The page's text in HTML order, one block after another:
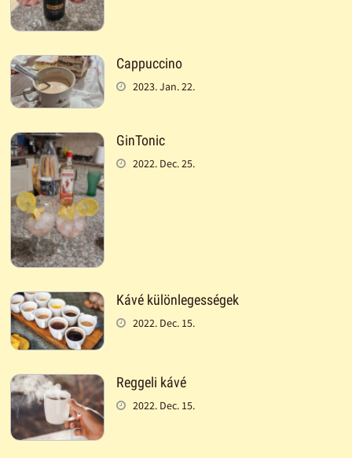
Cappuccino
2023. Jan. 22.
GinTonic
2022. Dec. 25.
Kávé különlegességek
2022. Dec. 15.
Reggeli kávé
2022. Dec. 15.